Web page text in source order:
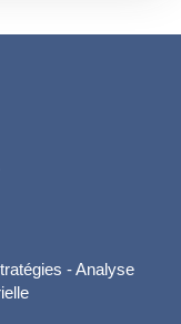
- Analyse